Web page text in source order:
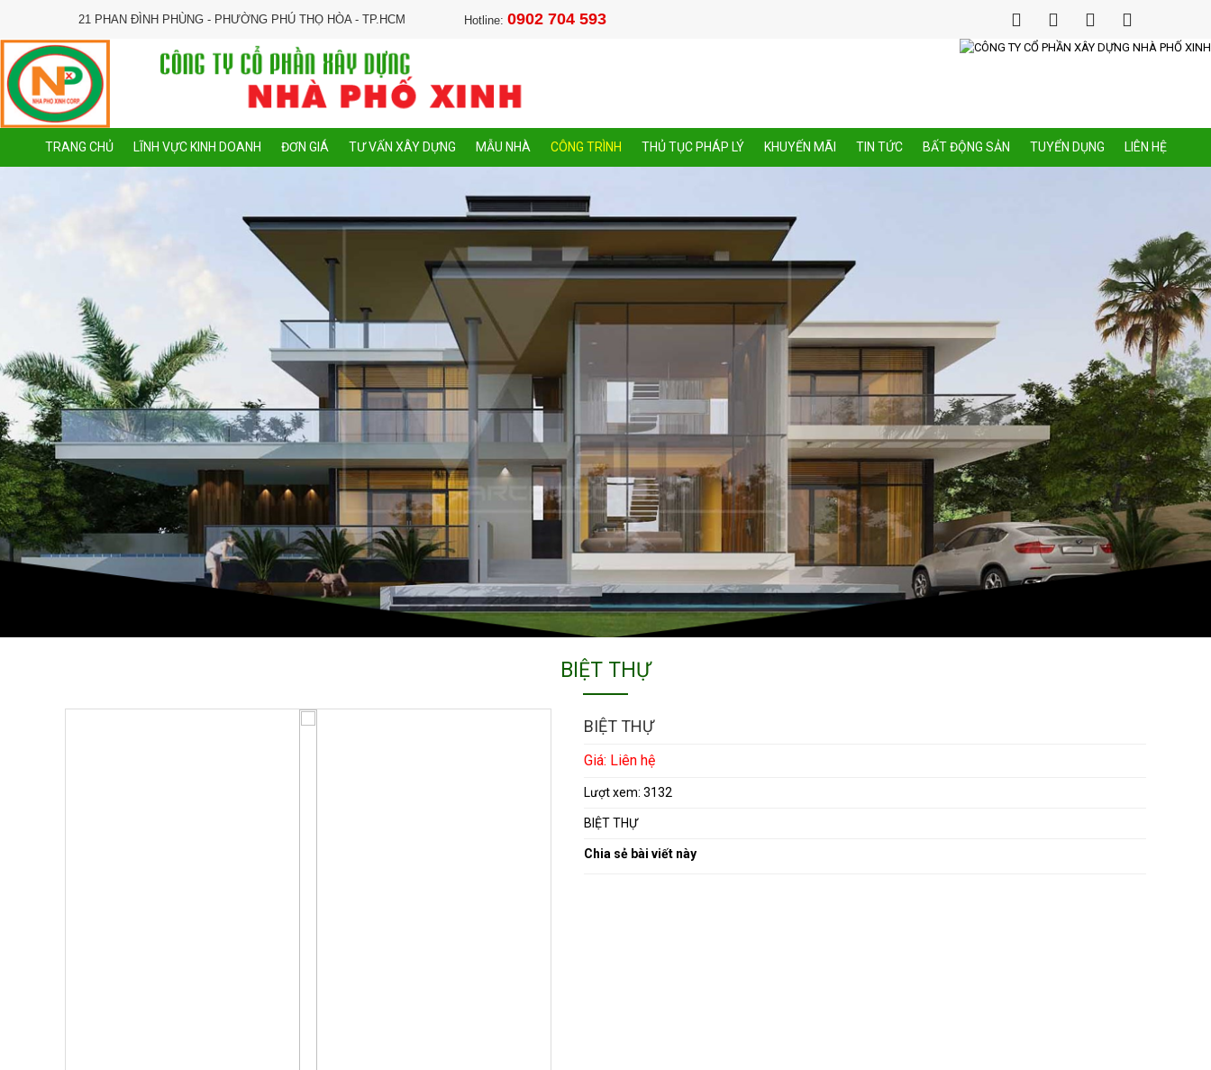
21 PHAN ĐÌNH PHÙNG - PHƯỜNG PHÚ THỌ HÒA - TP.HCM Hotline: 0902 704 593
TRANG CHỦ LĨNH VỰC KINH DOANH ĐƠN GIÁ TƯ VẤN XÂY DỰNG MẪU NHÀ CÔNG TRÌNH THỦ TỤC PHÁP LÝ KHUYẾN MÃI TIN TỨC BẤT ĐỘNG SẢN TUYỂN DỤNG LIÊN HỆ
BIỆT THỰ
BIỆT THỰ
Giá: Liên hệ
Lượt xem: 3132
BIỆT THỰ
Chia sẻ bài viết này